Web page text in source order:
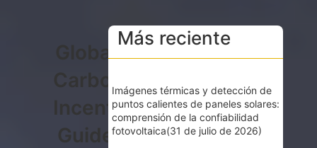
Global
Carbon
Incentive
Guide
Más reciente
Imágenes térmicas y detección de
puntos calientes de paneles solares:
comprensión de la confiabilidad
fotovoltaica(31 de julio de 2026)